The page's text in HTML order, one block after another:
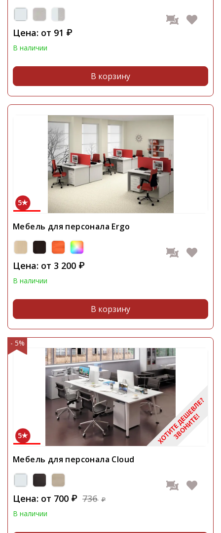
Цена: от 91 ₽
В наличии
В корзину
5
Мебель для персонала Ergo
Цена: от 3 200 ₽
В наличии
В корзину
- 5%
5
Мебель для персонала Cloud
Цена: от 700 ₽ 736 ₽
В наличии